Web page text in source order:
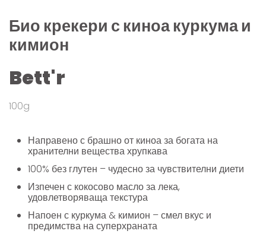
Био крекери с киноа куркума и
кимион
Bett'r
100g
Направено с брашно от киноа за богата на
хранителни вещества хрупкава
100% без глутен – чудесно за чувствителни диети
Изпечен с кокосово масло за лека,
удовлетворяваща текстура
Напоен с куркума & кимион – смел вкус и
предимства на суперхраната